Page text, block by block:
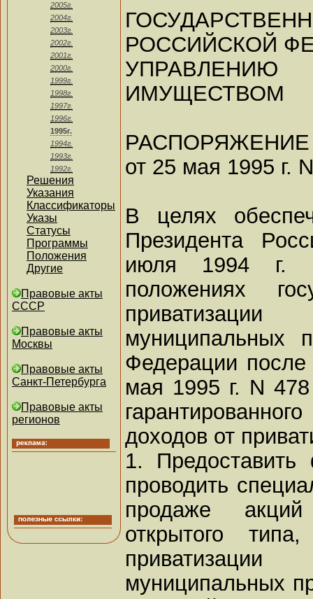
2005г.
2004г.
2003г.
2002г.
2001г.
2000г.
1999г.
1998г.
1997г.
1996г.
1995г.
1994г.
1993г.
1992г.
Решения
Указания
Классификаторы
Указы
Статусы
Программы
Положения
Другие
Правовые акты
СССР
Правовые акты
Москвы
Правовые акты
Санкт-Петербурга
Правовые акты
регионов
РОССИЙСКОЙ
ИМУЩЕСТВОМ
РАСПОРЯЖЕНИЕ
от 25 мая 1995 г.
В целях
Президента
июля 1994 г.
положениях
муниципальных
Федерации
мая 1995 г. N
доходов от
1.
проводить
продаже
открытого
муниципальных